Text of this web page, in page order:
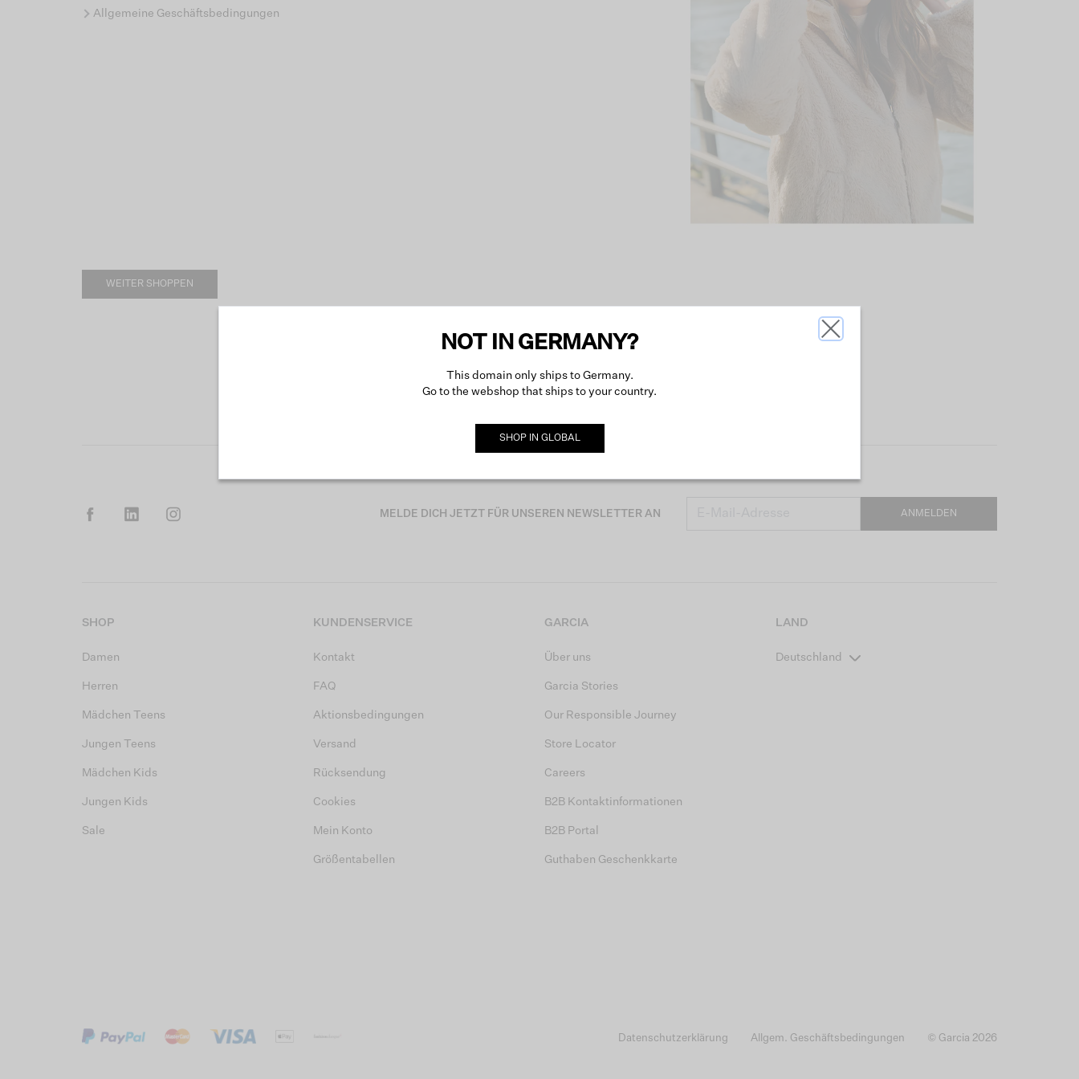
Allgemeine Geschäftsbedingungen
WEITER SHOPPEN
MELDE DICH JETZT FÜR UNSEREN NEWSLETTER AN ANMELDEN
SHOP
Damen
Herren
Mädchen Teens
Jungen Teens
Mädchen Kids
Jungen Kids
Sale
KUNDENSERVICE
Kontakt
FAQ
Aktionsbedingungen
Versand
Rücksendung
Cookies
Mein Konto
Größentabellen
GARCIA
Über uns
Garcia Stories
Our Responsible Journey
Store Locator
Careers
B2B Kontaktinformationen
B2B Portal
Guthaben Geschenkkarte
LAND
Deutschland
Datenschutzerklärung Allgem. Geschäftsbedingungen © Garcia 2026
NOT IN GERMANY?
This domain only ships to Germany.
Go to the webshop that ships to your country.
SHOP IN GLOBAL